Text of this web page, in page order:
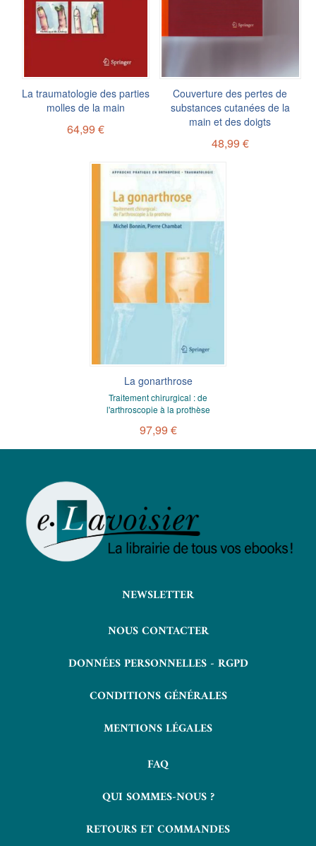
La traumatologie des parties
molles de la main
64,99 €
Couverture des pertes de
substances cutanées de la
main et des doigts
48,99 €
La gonarthrose
Traitement chirurgical : de
l'arthroscopie à la prothèse
97,99 €
NEWSLETTER
NOUS CONTACTER
DONNÉES PERSONNELLES - RGPD
CONDITIONS GÉNÉRALES
MENTIONS LÉGALES
FAQ
QUI SOMMES-NOUS ?
RETOURS ET COMMANDES